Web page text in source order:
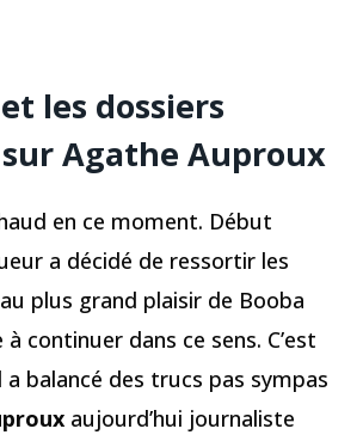
les dossiers
Agathe Auproux
en ce moment. Début
a décidé de ressortir les
plus grand plaisir de Booba
à continuer dans ce sens. C’est
a balancé des trucs pas sympas
aujourd’hui journaliste